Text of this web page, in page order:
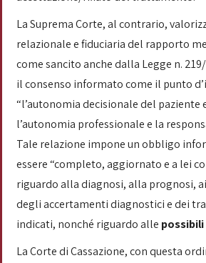
La Suprema Corte, al contrario,
relazionale e fiduciaria del rapporto
come sancito anche dalla Legge n.
il consenso informato come il punto
“l’autonomia decisionale del paziente
l’autonomia professionale e la
Tale relazione impone un obbligo
essere “completo, aggiornato e a lei
riguardo alla diagnosi, alla prognosi,
degli accertamenti diagnostici e dei
indicati, nonché riguardo alle
La Corte di Cassazione, con questa